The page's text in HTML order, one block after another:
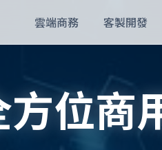
雲端商務 客製開發
方位商